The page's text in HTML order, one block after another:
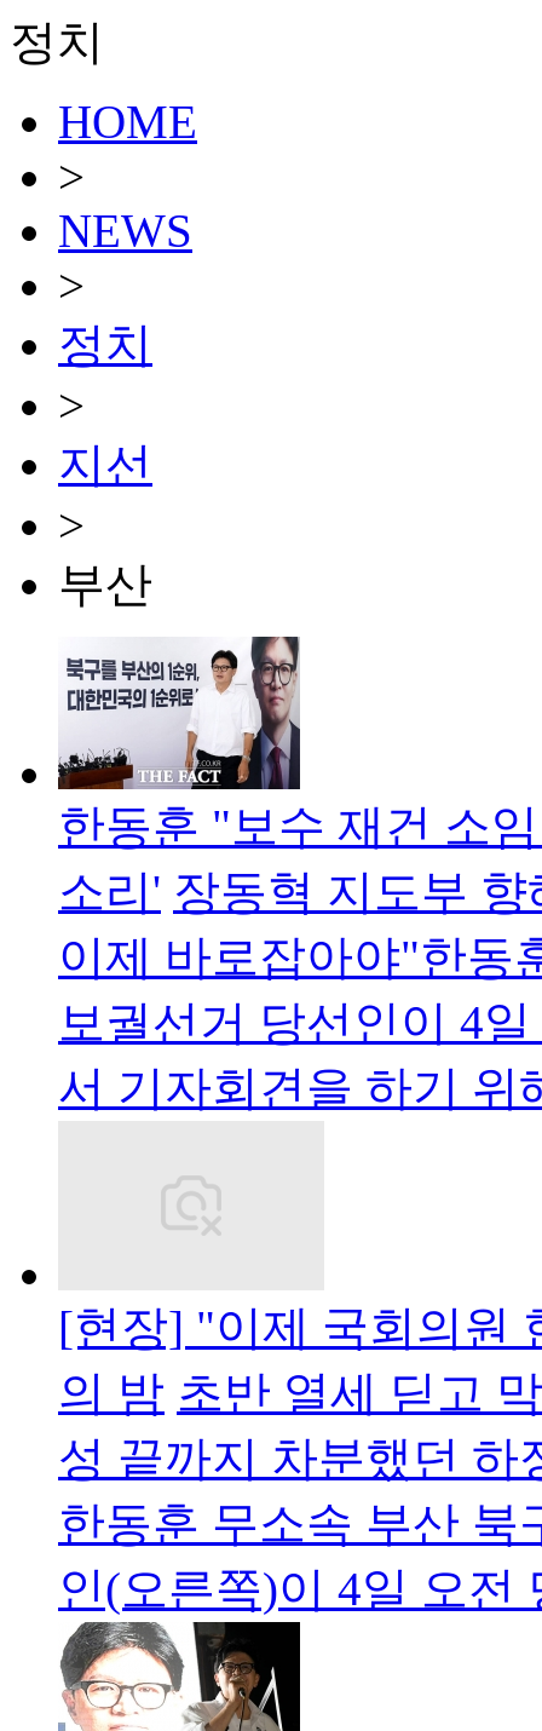
정치
HOME
>
NEWS
>
정치
>
지선
>
부산
한동훈 "보수 재건 소
소리' 장동혁 지도부
이제 바로잡아야"한동
보궐선거 당선인이 4
서 기자회견을 하기 위
[현장] "이제 국회의원
의 밤 초반 열세 딛고
성 끝까지 차분했던
한동훈 무소속 부산
인(오른쪽)이 4일 오전